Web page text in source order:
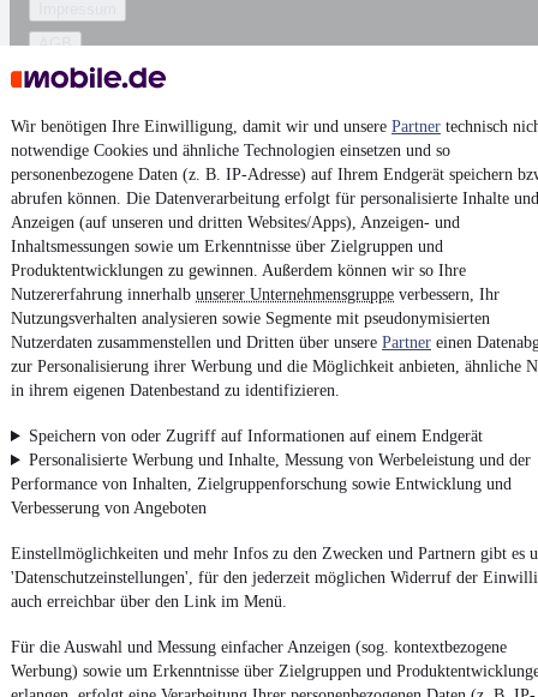
Wir benötigen Ihre Einwilligung, damit wir und unsere Partner technisch
notwendige Cookies und ähnliche Technologien einsetzen und so
personenbezogene Daten (z. B. IP-Adresse) auf Ihrem Endgerät speichern
abrufen können. Die Datenverarbeitung erfolgt für personalisierte Inhalte und
Anzeigen (auf unseren und dritten Websites/Apps), Anzeigen- und
Inhaltsmessungen sowie um Erkenntnisse über Zielgruppen und
Produktentwicklungen zu gewinnen. Außerdem können wir so Ihre
Nutzererfahrung innerhalb unserer Unternehmensgruppe verbessern, Ihr
Nutzungsverhalten analysieren sowie Segmente mit pseudonymisierten
Nutzerdaten zusammenstellen und Dritten über unsere Partner einen
zur Personalisierung ihrer Werbung und die Möglichkeit anbieten, ähnliche
in ihrem eigenen Datenbestand zu identifizieren.
Speichern von oder Zugriff auf Informationen auf einem Endgerät
Personalisierte Werbung und Inhalte, Messung von Werbeleistung und der
Performance von Inhalten, Zielgruppenforschung sowie Entwicklung und
Verbesserung von Angeboten
Einstellmöglichkeiten und mehr Infos zu den Zwecken und Partnern gibt es
'Datenschutzeinstellungen', für den jederzeit möglichen Widerruf der
auch erreichbar über den Link im Menü.
Für die Auswahl und Messung einfacher Anzeigen (sog. kontextbezogene
Werbung) sowie um Erkenntnisse über Zielgruppen und
AGB
Vertrag widerrufen
Datenschutzeinstellungen
Erklärung zur Barrierefreiheit
Report Security Vulnerability (English)
Powered by
Noch mehr neue Autos
unterschiedlicher Marken, auch als
Leasing-Angebote, gibt es bei mobile.de